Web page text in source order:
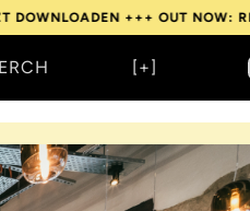
+++OUT NOW: RE.FLECT
[+]